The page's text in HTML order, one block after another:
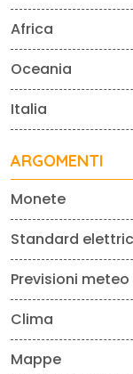
Africa
Oceania
Italia
ARGOMENTI
Monete
Standard
Previsioni meteo
Clima
Mappe